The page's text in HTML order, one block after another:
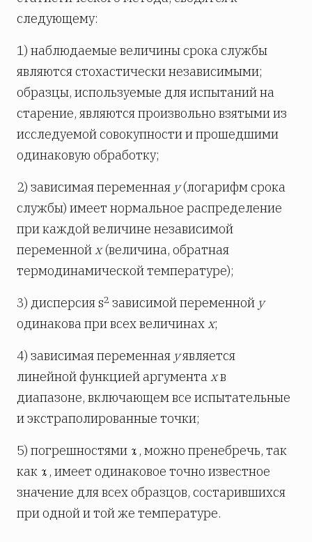
следующему:
1) наблюдаемые величины срока службы
являются стохастически независимыми;
образцы, используемые для испытаний на
старение, являются произвольно взятыми из
исследуемой совокупности и прошедшими
одинаковую обработку;
2) зависимая переменная у(логарифм срока
службы) имеет нормальное распределение
при каждой величине независимой
переменнойх(величина, обратная
термодинамической температуре);
3) дисперсия s2 зависимой переменной у
одинакова при всех величинахх;
4) зависимая переменная уявляется
линейной функцией аргументахв
диапазоне, включающем все испытательные
и экстраполированные точки;
5) погрешностями
, можно пренебречь, так
как
, имеет одинаковое точно известное
значение для всех образцов, состарившихся
при одной и той же температуре.